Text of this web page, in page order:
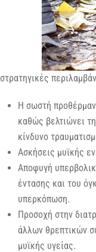
στρατηγικές
Η σωστή
καθώς βελτιώνει
κίνδυνο
Ασκήσεις μυϊκής
Αποφυγή
έντασης και του
υπερκόπωση.
Προσοχή στην
άλλων θρεπτικών
μυϊκής υγείας.